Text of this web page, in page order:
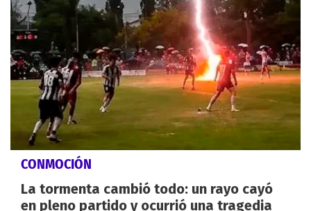
CONMOCIÓN
La tormenta cambió todo: un rayo cayó
en pleno partido y ocurrió una tragedia